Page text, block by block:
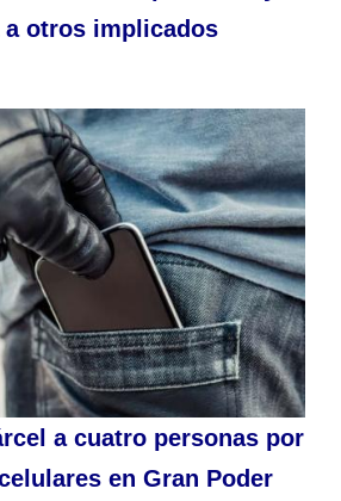
a otros implicados
a cuatro personas por
en Gran Poder